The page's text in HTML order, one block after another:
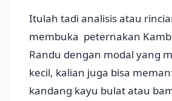
Itulah tadi analisis atau
membuka peternakan
Randu dengan modal yang
kecil, kalian juga bisa
kandang kayu bulat atau